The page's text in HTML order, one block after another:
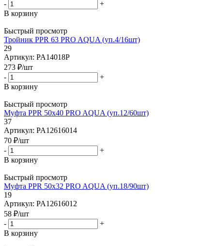
-
+
В корзину
Быстрый просмотр
Тройник PPR 63 PRO AQUA (уп.4/16шт)
29
Артикул: PA14018P
273 ₽/шт
-
+
В корзину
Быстрый просмотр
Муфта PPR 50х40 PRO AQUA (уп.12/60шт)
37
Артикул: PA12616014
70 ₽/шт
-
+
В корзину
Быстрый просмотр
Муфта PPR 50х32 PRO AQUA (уп.18/90шт)
19
Артикул: PA12616012
58 ₽/шт
-
+
В корзину